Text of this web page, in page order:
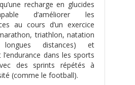
recharge en glucides
d’améliorer les
au cours d’un exercice
triathlon, natation
distances) et
dans les sports
des sprints répétés à
(comme le football).